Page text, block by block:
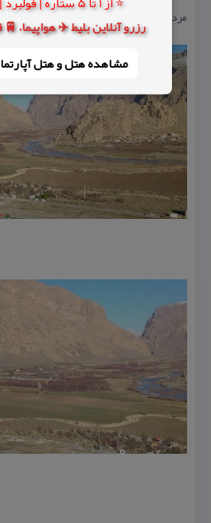
رزرو آنلاین بلیط ✈️ هواپیما،
مشاهده هتل و هتل‌
مردم روستای چشمه سهراب كردی است .